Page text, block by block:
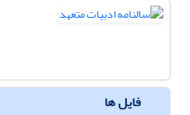
فایل ها